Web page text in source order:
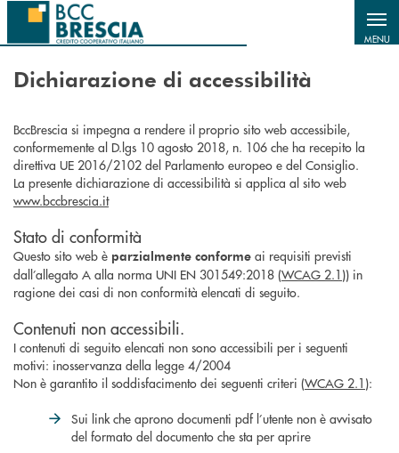
Salta al contenuto principale
MENU
Dichiarazione di accessibilità
BccBrescia si impegna a rendere il proprio sito web accessibile,
conformemente al D.lgs 10 agosto 2018, n. 106 che ha recepito la
direttiva UE 2016/2102 del Parlamento europeo e del Consiglio.
La presente dichiarazione di accessibilità si applica al sito web
www.bccbrescia.it
Stato di conformità
Questo sito web è parzialmente conforme ai requisiti previsti
dall’allegato A alla norma UNI EN 301549:2018 (WCAG 2.1 )) in
ragione dei casi di non conformità elencati di seguito.
Contenuti non accessibili.
I contenuti di seguito elencati non sono accessibili per i seguenti
motivi: inosservanza della legge 4/2004
Non è garantito il soddisfacimento dei seguenti criteri (WCAG 2.1 ):
Sui link che aprono documenti pdf l’utente non è avvisato
del formato del documento che sta per aprire